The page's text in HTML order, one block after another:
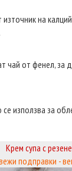
на
чай от фенел, за
използва за
Крем супа с
подправки -